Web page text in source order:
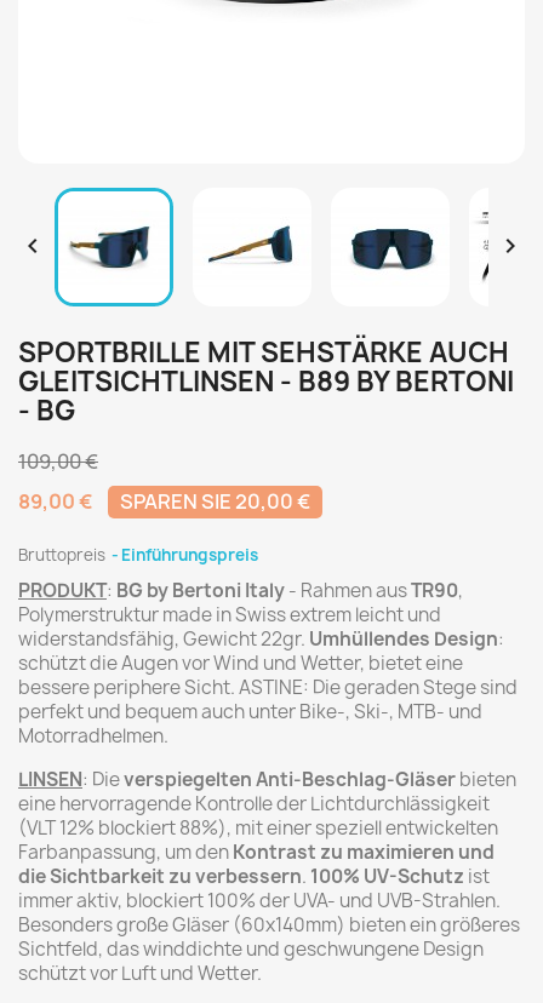
 
SPORTBRILLE MIT SEHSTÄRKE AUCH
GLEITSICHTLINSEN - B89 BY BERTONI
- BG
109,00 €
89,00 €
SPAREN SIE 20,00 €
Bruttopreis Einführungspreis
PRODUKT: BG by Bertoni Italy- Rahmen ausTR90,
Polymerstruktur made in Swiss extrem leicht und
widerstandsfähig, Gewicht 22gr. Umhüllendes Design:
schützt die Augen vor Wind und Wetter, bietet eine
bessere periphere Sicht. ASTINE: Die geraden Stege sind
perfekt und bequem auch unter Bike-, Ski-, MTB- und
Motorradhelmen.
LINSEN: Dieverspiegelten Anti-Beschlag-Gläserbieten
eine hervorragende Kontrolle der Lichtdurchlässigkeit
(VLT 12% blockiert 88%), mit einer speziell entwickelten
Farbanpassung, um denKontrast zu maximieren und
die Sichtbarkeit zu verbessern. 100% UV-Schutz ist
immer aktiv, blockiert 100% der UVA- und UVB-Strahlen.
Besonders große Gläser (60x140mm) bieten ein größeres
Sichtfeld, das winddichte und geschwungene Design
schützt vor Luft und Wetter.